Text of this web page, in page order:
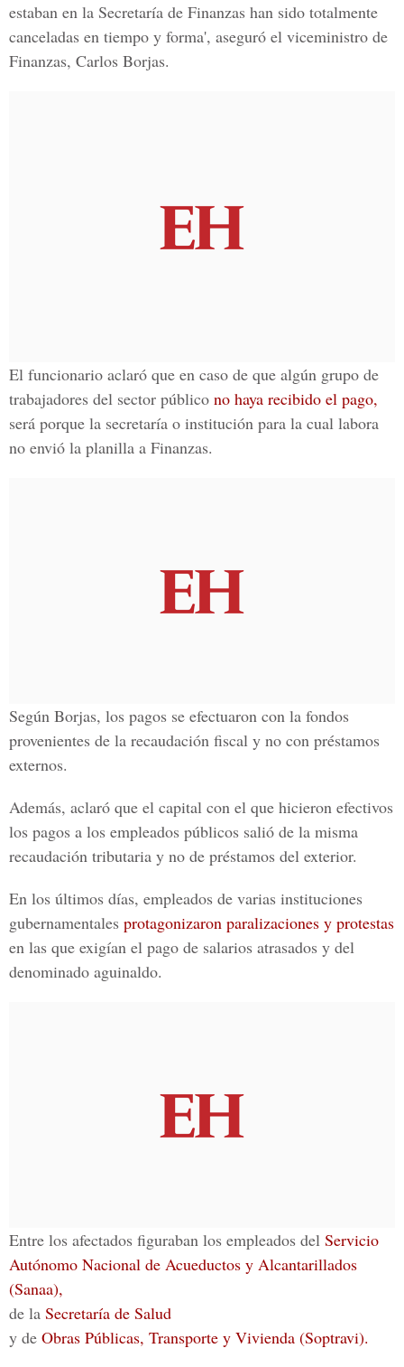
estaban en la Secretaría de Finanzas han sido totalmente
canceladas en tiempo y forma', aseguró el viceministro de
Finanzas, Carlos Borjas.
El funcionario aclaró que en caso de que algún grupo de
trabajadores del sector público no haya recibido el pago,
será porque la secretaría o institución para la cual labora
no envió la planilla a Finanzas.
Según Borjas, los pagos se efectuaron con la fondos
provenientes de la recaudación fiscal y no con préstamos
externos.
Además, aclaró que el capital con el que hicieron efectivos
los pagos a los empleados públicos salió de la misma
recaudación tributaria y no de préstamos del exterior.
En los últimos días, empleados de varias instituciones
gubernamentales protagonizaron paralizaciones y protestas
en las que exigían el pago de salarios atrasados y del
denominado aguinaldo.
Entre los afectados figuraban los empleados del Servicio
Autónomo Nacional de Acueductos y Alcantarillados
(Sanaa),
de la Secretaría de Salud
y de Obras Públicas, Transporte y Vivienda (Soptravi).